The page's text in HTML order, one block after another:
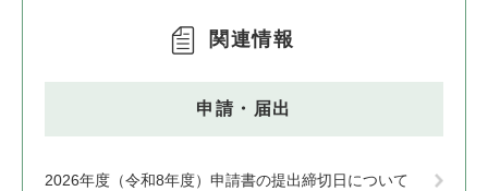
関連情報
申請・届出
2026年度（令和8年度）申請書の提出締切日について